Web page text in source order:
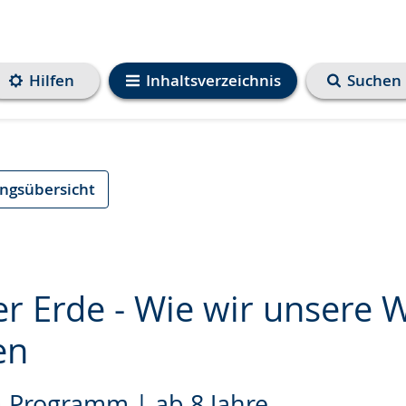
Inhaltsverzeichnis
Hilfen Suchen
Erde - Wie wir unsere